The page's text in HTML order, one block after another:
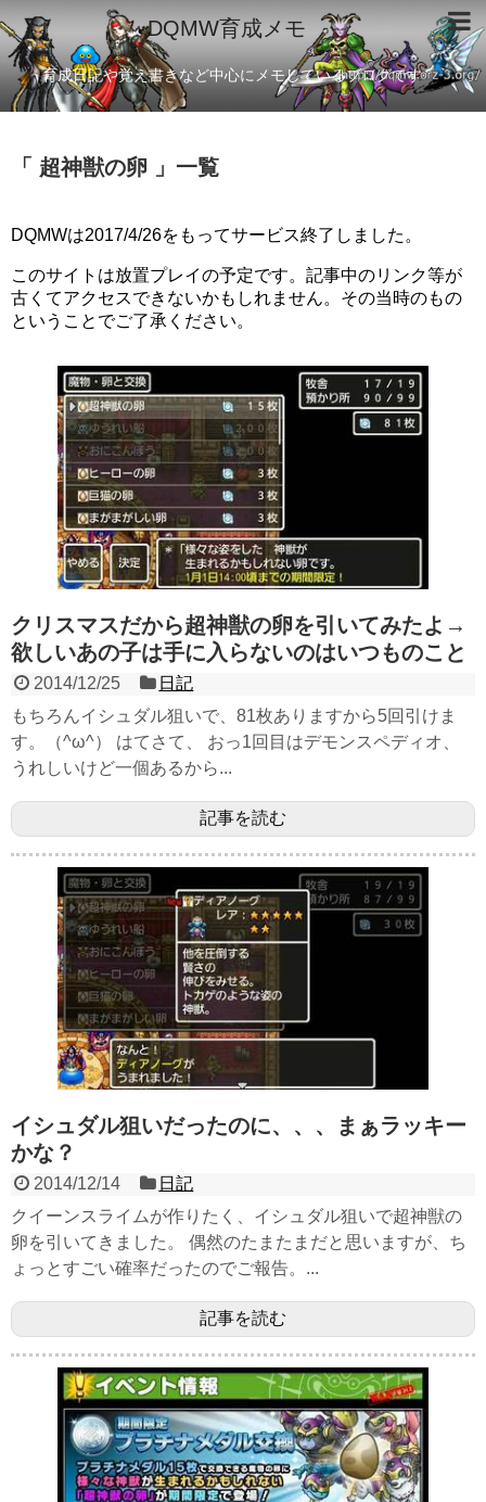
DQMW育成メモ
育成日記や覚え書きなど中心にメモしているブログです
「 超神獣の卵 」一覧
DQMWは2017/4/26をもってサービス終了しました。
このサイトは放置プレイの予定です。記事中のリンク等が
古くてアクセスできないかもしれません。その当時のもの
ということでご了承ください。
クリスマスだから超神獣の卵を引いてみたよ→
欲しいあの子は手に入らないのはいつものこと
2014/12/25
日記
もちろんイシュダル狙いで、81枚ありますから5回引けま
す。（^ω^） はてさて、 おっ1回目はデモンスペディオ、
うれしいけど一個あるから...
記事を読む
イシュダル狙いだったのに、、、まぁラッキー
かな？
2014/12/14
日記
クイーンスライムが作りたく、イシュダル狙いで超神獣の
卵を引いてきました。 偶然のたまたまだと思いますが、ち
ょっとすごい確率だったのでご報告。...
記事を読む